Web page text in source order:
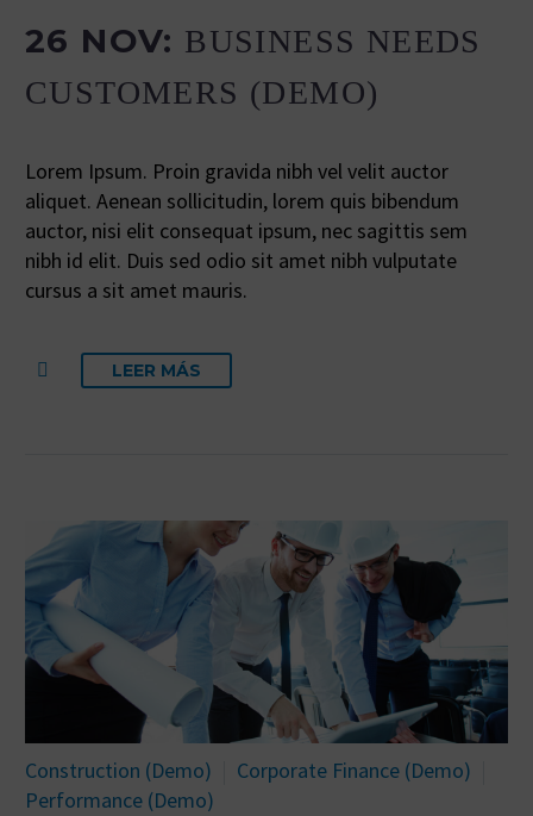
26 NOV: BUSINESS NEEDS
CUSTOMERS (DEMO)
Lorem Ipsum. Proin gravida nibh vel velit auctor
aliquet. Aenean sollicitudin, lorem quis bibendum
auctor, nisi elit consequat ipsum, nec sagittis sem
nibh id elit. Duis sed odio sit amet nibh vulputate
cursus a sit amet mauris.
LEER MÁS
Construction (Demo)
Corporate Finance (Demo)
Performance (Demo)